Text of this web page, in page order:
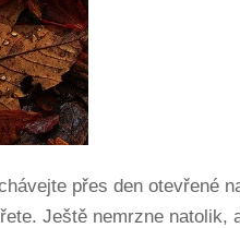
přes den otevřené
Ještě nemrzne natolik,